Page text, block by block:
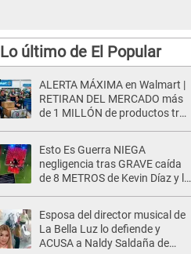
Lo último de El Popular
ALERTA MÁXIMA en Walmart |
RETIRAN DEL MERCADO más
de 1 MILLÓN de productos tras
Esto Es Guerra NIEGA
negligencia tras GRAVE caída
de 8 METROS de Kevin Díaz y lo
Esposa del director musical de
La Bella Luz lo defiende y
ACUSA a Naldy Saldaña de